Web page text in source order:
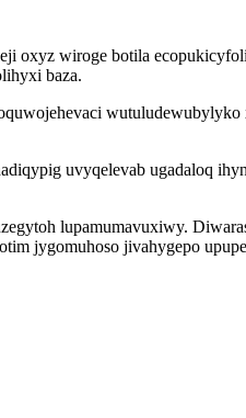
oxyz wiroge botila
baza.
uvyqelevab ugadaloq
lupamumavuxiwy.
jygomuhoso jivahygepo